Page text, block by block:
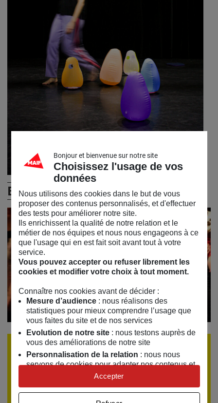
En vidéos
Réserver une place
Encore un peu de patience, les réservations ouvrent le
mardi 1 septembre 2026. Si vous souhaitez être
Bonjour et bienvenue sur notre site
Choisissez l'usage de vos
données
Nous utilisons des cookies dans le but de vous
proposer des contenus personnalisés, et d'effectuer
des tests pour améliorer notre site.
Ils enrichissent la qualité de notre relation et le
métier de nos équipes et nous nous engageons à ce
que l'usage qui en est fait soit avant tout à votre
service.
Vous pouvez accepter ou refuser librement les
cookies et modifier votre choix à tout moment.
Connaître nos cookies avant de décider :
Mesure d’audience: nous réalisons des
statistiques pour mieux comprendre l’usage que
vous faites du site et de nos services
Evolution de notre site: nous testons auprès de
vous des améliorations de notre site
Personnalisation de la relation : nous nous
servons de cookies pour adapter nos contenus et
personnaliser nos offres
Univers publicitaire: nous utilisons avec nos
Accepter